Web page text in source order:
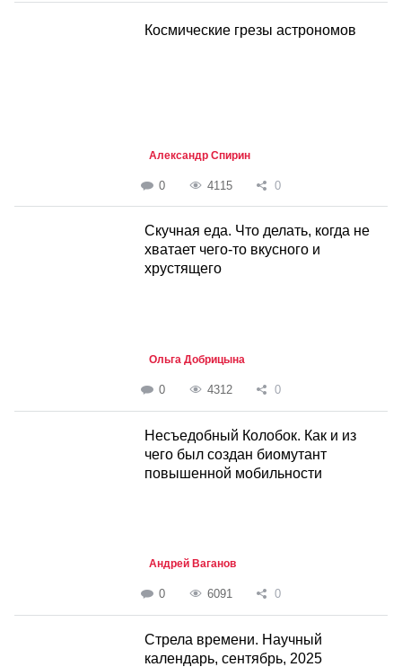
Космические грезы астрономов
Александр Спирин
0 4115 0
Скучная еда. Что делать, когда не
хватает чего-то вкусного и
хрустящего
Ольга Добрицына
0 4312 0
Несъедобный Колобок. Как и из
чего был создан биомутант
повышенной мобильности
Андрей Ваганов
0 6091 0
Стрела времени. Научный
календарь, сентябрь, 2025